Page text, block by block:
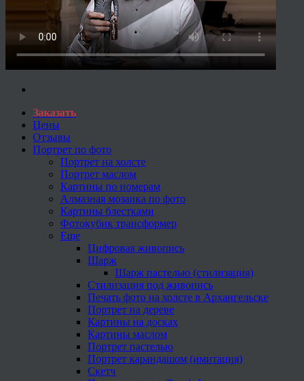
Заказать
Цены
Отзывы
Портрет по фото
Портрет на холсте
Портрет маслом
Картины по номерам
Алмазная мозаика по фото
Картины блестками
Фотокубик трансформер
Еще
Цифровая живопись
Шарж
Шарж пастелью (стилизация)
Стилизация под живопись
Печать фото на холсте в Архангельске
Портрет на дереве
Картины на досках
Картины маслом
Портрет пастелью
Портрет карандашом (имитация)
Скетч